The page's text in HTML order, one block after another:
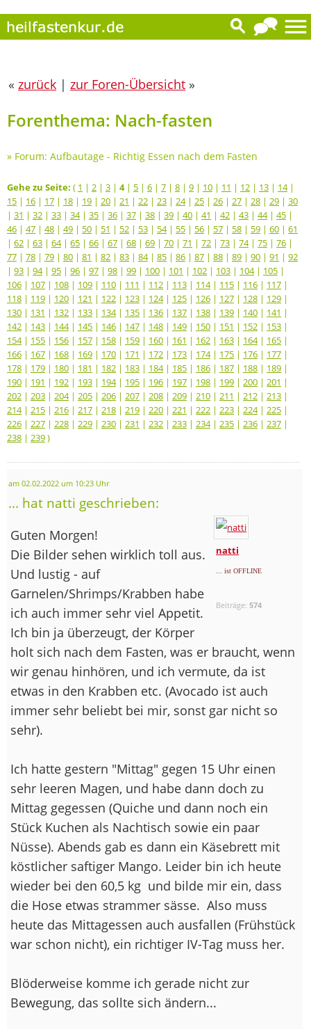
« zurück | zur Foren-Übersicht »
Forenthema: Nach-fasten
» Forum: Aufbautage - Richtig Essen nach dem Fasten
Gehe zu Seite: ( 1 | 2 | 3 | 4| 5 | 6 | 7 | 8 | 9 | 10 | 11 | 12 | 13 | 14|
15 | 16 | 17 | 18 | 19 | 20 | 21 | 22 | 23 | 24| 25 | 26 | 27 | 28 | 29 | 30
| 31 | 32 | 33 | 34| 35 | 36 | 37 | 38 | 39 | 40 | 41 | 42 | 43 | 44| 45 |
46 | 47 | 48 | 49 | 50 | 51 | 52 | 53 | 54| 55 | 56 | 57 | 58 | 59 | 60 | 61
| 62 | 63 | 64| 65 | 66 | 67 | 68 | 69 | 70 | 71 | 72 | 73 | 74| 75 | 76 |
77 | 78 | 79 | 80 | 81 | 82 | 83 | 84| 85 | 86 | 87 | 88 | 89 | 90 | 91 | 92
| 93 | 94| 95 | 96 | 97 | 98 | 99 | 100 | 101 | 102 | 103 | 104| 105 |
106 | 107 | 108 | 109 | 110 | 111 | 112 | 113 | 114| 115 | 116 | 117 |
118 | 119 | 120 | 121 | 122 | 123 | 124| 125 | 126 | 127 | 128 | 129 |
130 | 131 | 132 | 133 | 134| 135 | 136 | 137 | 138 | 139 | 140 | 141 |
142 | 143 | 144| 145 | 146 | 147 | 148 | 149 | 150 | 151 | 152 | 153 |
154| 155 | 156 | 157 | 158 | 159 | 160 | 161 | 162 | 163 | 164| 165 |
166 | 167 | 168 | 169 | 170 | 171 | 172 | 173 | 174| 175 | 176 | 177 |
178 | 179 | 180 | 181 | 182 | 183 | 184| 185 | 186 | 187 | 188 | 189 |
190 | 191 | 192 | 193 | 194| 195 | 196 | 197 | 198 | 199 | 200 | 201 |
202 | 203 | 204| 205 | 206 | 207 | 208 | 209 | 210 | 211 | 212 | 213 |
214| 215 | 216 | 217 | 218 | 219 | 220 | 221 | 222 | 223 | 224| 225 |
226 | 227 | 228 | 229 | 230 | 231 | 232 | 233 | 234| 235 | 236 | 237 |
238 | 239)
am 02.02.2022 um 10:23 Uhr
... hat natti geschrieben:
natti
... ist OFFLINE
Beiträge:574
Guten Morgen!
Die Bilder sehen wirklich toll aus.
Und lustig - auf
Garnelen/Shrimps/Krabben habe
ich auch immer sehr viel Appetit.
Ich bin ja überzeugt, der Körper
holt sich nach dem Fasten, was er braucht, wenn
wir genau hinhören, und ich vermute, da ist
etwas in den Krabben etc. (Avocado ist auch
immer sehr beliebt bei mir, sonst gar nicht so
sehr).
Ich hatte gestern "Mittag" gegen 15 Uhr einen
sehr leeren Magen, und habe dann doch zu
Mittag gegessen (Quiche und dann noch ein
Stück Kuchen als Nachtisch sowie ein paar
Nüsse). Abends gab es dann ein Käsebrett mit
köstlicher saftiger Mango. Leider bin ich heute
wieder bei den 60,5 kg und bilde mir ein, dass
die Hose etwas strammer sässe. Also muss
heute das Mittagessen auch ausfallen (Frühstück
war schon nicht), ein richtiger IV-Tag muss her.
Blöderweise komme ich gerade nicht zur
Bewegung, das sollte sich ändern...